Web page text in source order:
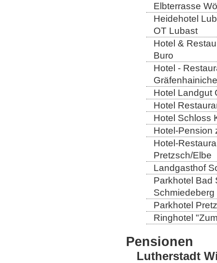
Elbterrasse
Heidehotel
OT Lubast
Hotel &
Buro
Hotel -
Hotel Landgut
Hotel
Hotel Schloss
Hotel-Pension
Hotel-
Pretzsch/Elbe
Landgasthof
Parkhotel Bad
Schmiedeberg
Parkhotel
Ringhotel
Pensionen
Lutherstadt